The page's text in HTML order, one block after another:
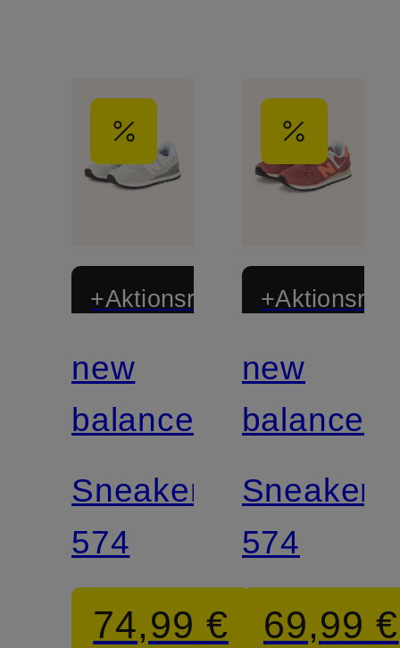
+Aktionsrabatt
new
balance
Sneaker
574
74,99 €
new
balance
Sneaker
574
69,99 €